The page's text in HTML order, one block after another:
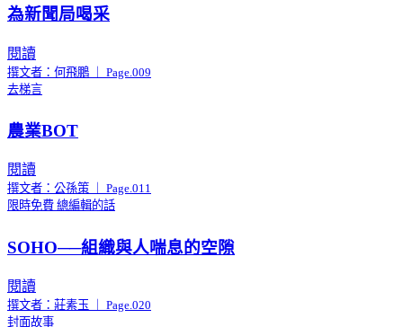
為新聞局喝采
閱讀
撰文者：何飛鵬 ｜ Page.009
去梯言
農業BOT
閱讀
撰文者：公孫策 ｜ Page.011
限時免費 總編輯的話
SOHO──組織與人喘息的空隙
閱讀
撰文者：莊素玉 ｜ Page.020
封面故事